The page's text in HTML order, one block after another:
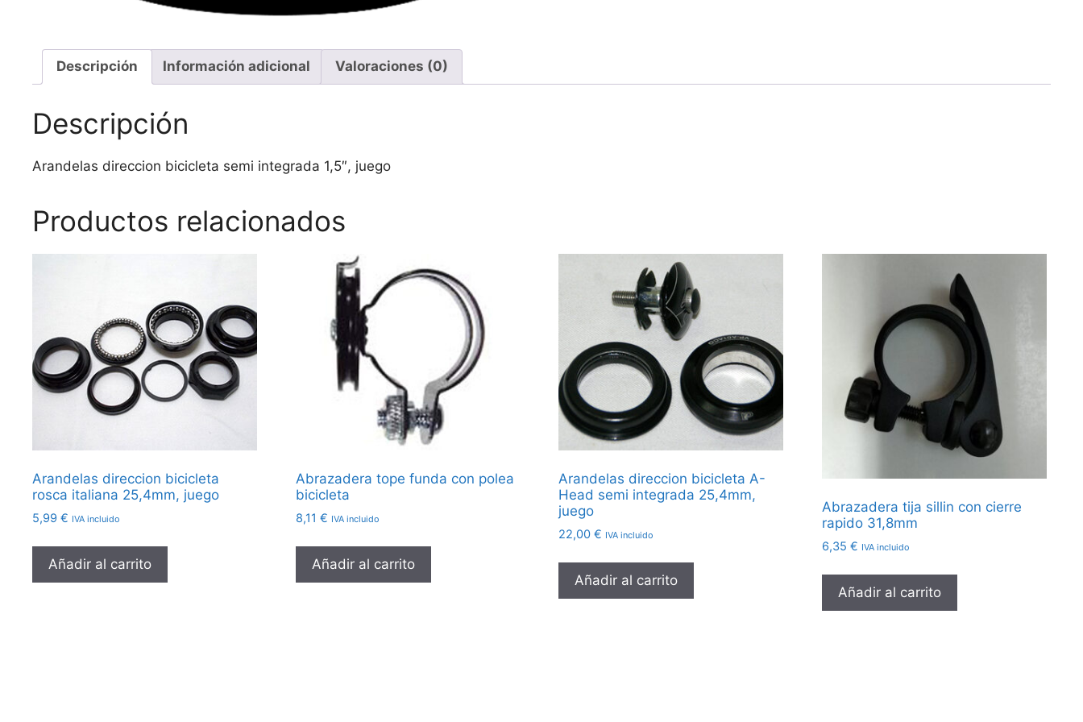
Descripción Información adicional Valoraciones (0)
Descripción
Arandelas direccion bicicleta semi integrada 1,5″, juego
Productos relacionados
Arandelas direccion bicicleta
rosca italiana 25,4mm, juego
5,99 € IVA incluido
Añadir al carrito
Abrazadera tope funda con polea
bicicleta
8,11 € IVA incluido
Añadir al carrito
Arandelas direccion bicicleta A-
Head semi integrada 25,4mm,
juego
22,00€ IVA incluido
Añadir al carrito
Abrazadera tija sillin con cierre
rapido 31,8mm
6,35€ IVA incluido
Añadir al carrito